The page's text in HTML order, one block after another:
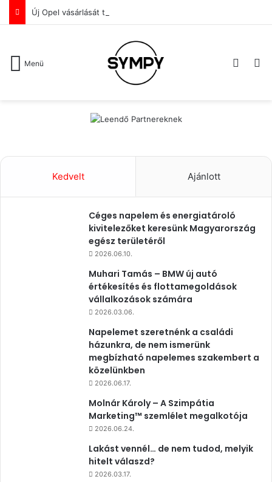
Menü
Kedvelt Ajánlott
Céges napelem és energiatároló
kivitelezőket keresünk Magyarország
egész területéről
2026.06.10.
Muhari Tamás – BMW új autó
értékesítés és flottamegoldások
vállalkozások számára
2026.03.06.
Napelemet szeretnénk a családi
házunkra, de nem ismerünk
megbízható napelemes szakembert a
közelünkben
2026.06.17.
Molnár Károly – A Szimpátia
Marketing™ szemlélet megalkotója
2026.06.24.
Lakást vennél… de nem tudod, melyik
hitelt válaszd?
2026.03.17.